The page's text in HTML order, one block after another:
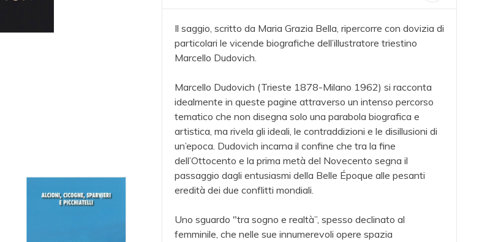
Il saggio, scritto da Maria Grazia Bella, ripercorre con dovizia di
particolari le vicende biografiche dell’illustratore triestino
Marcello Dudovich.
Marcello Dudovich (Trieste 1878-Milano 1962) si racconta
idealmente in queste pagine attraverso un intenso percorso
tematico che non disegna solo una parabola biografica e
artistica, ma rivela gli ideali, le contraddizioni e le disillusioni di
un’epoca. Dudovich incarna il confine che tra la fine
dell’Ottocento e la prima metà del Novecento segna il
passaggio dagli entusiasmi della Belle Époque alle pesanti
eredità dei due conflitti mondiali.
Uno sguardo "tra sogno e realtà”, spesso declinato al
femminile, che nelle sue innumerevoli opere spazia